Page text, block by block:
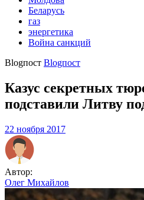
Беларусь
газ
энергетика
Война санкций
Blogпост Blogпост
Казус секретных
подставили Литву
22 ноября 2017
Автор:
Олег Михайлов